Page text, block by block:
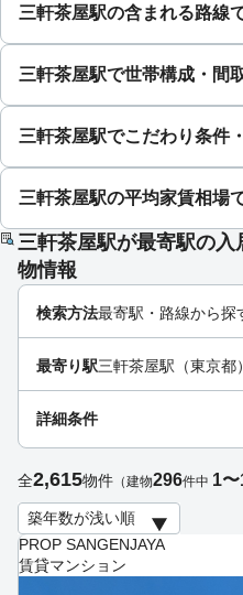
三軒茶屋駅の含まれる路線
三軒茶屋駅で世帯構成・間
三軒茶屋駅でこだわり条件
三軒茶屋駅の平均家賃相場
三軒茶屋駅が最寄駅の
物情報
PROP SANGENJAYA
賃貸マンション
検索方法最寄駅・路線から探
最寄り駅三軒茶屋駅（東京都）
詳細条件
全2,615物件 （建物296件中 1